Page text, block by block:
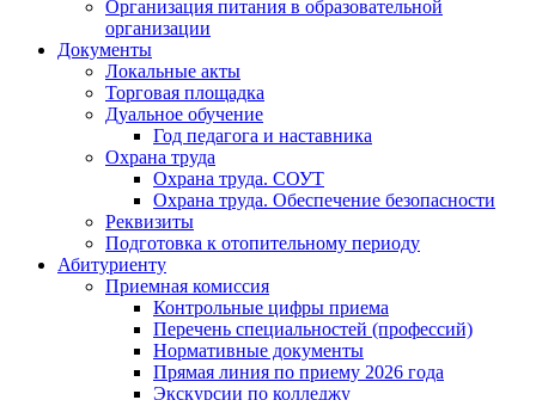
Организация питания в образовательной
организации
Документы
Локальные акты
Торговая площадка
Дуальное обучение
Год педагога и наставника
Охрана труда
Охрана труда. СОУТ
Охрана труда. Обеспечение безопасности
Реквизиты
Подготовка к отопительному периоду
Абитуриенту
Приемная комиссия
Контрольные цифры приема
Перечень специальностей (профессий)
Нормативные документы
Прямая линия по приему 2026 года
Экскурсии по колледжу